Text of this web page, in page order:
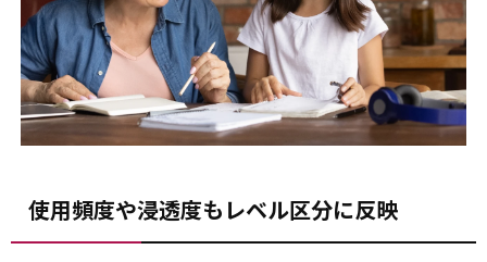
使用頻度や浸透度もレベル区分に反映